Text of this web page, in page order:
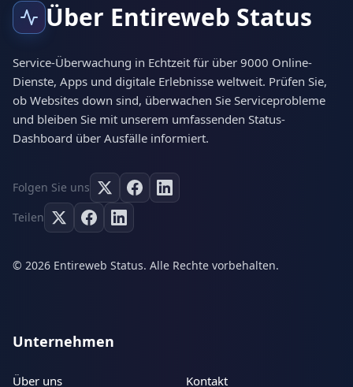
Über Entireweb Status
Service-Überwachung in Echtzeit für über 9000 Online-
Dienste, Apps und digitale Erlebnisse weltweit. Prüfen Sie,
ob Websites down sind, überwachen Sie Serviceprobleme
und bleiben Sie mit unserem umfassenden Status-
Dashboard über Ausfälle informiert.
Folgen Sie uns
Teilen
© 2026 Entireweb Status. Alle Rechte vorbehalten.
Unternehmen
Über uns Kontakt